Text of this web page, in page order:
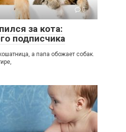
0
за кота:
подписчика
а папа обожает собак.